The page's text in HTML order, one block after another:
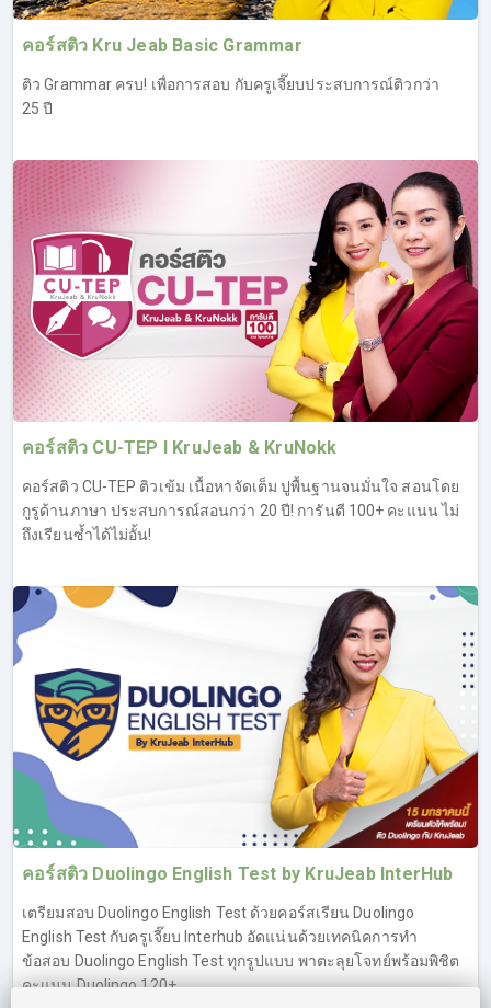
เจาะลึกทุกรูปแบบคำถามที่เจอในข้อสอบ IELTS Reading,
เทคนิคหาคำตอบให้ไว ไม่ต้องอ่านหมด, ตะลุยโจทย์ IELTS
Reading เหมือนจริง
เทคนิคเพียบ สำหรับติวสอบ IELTS Reading โดยเฉพาะ ผู้
เรียนจะได้รู้จักกับข้อสอบ IELTS Reading ทั้ง 2 Task และรู้
เทคนิคในการทำข้อสอบให้ทันเวลา ซึ่งเป็นอีกหนึ่งปัญหาที่พบ
บ่อยของคนทำข้อสอบ Reading ที่มักจะทำไม่ทัน ทำให้คะแนน
ไม่ถึงเกณฑ์ที่ตั้งเป้าไว้ โดยครูเจี๊ยบจะสอนให้ผู้เรียนสามารถ
ทำความเข้าใจได้อย่างง่ายดาย นอกจากเรื่องการทำข้อสอบ
ทันเวลา ก็ยังมีเทคนิคอื่นๆ อีกมากมาย เพื่อพิชิตข้อสอบโดย
เฉพาะ ที่ผ่านมาคนที่เรียน IELTS Reading ต่างยอมรับใน
เทคนิคครูเจี๊ยบว่าช่วยอัพคะแนนได้จริง และต่างชื่นชอบ
เทคนิค Reading ของครูเจี๊ยบกันมาก (ทดลองเรียน IELTS ฟรี
คอร์ส Reading ที่ลิงค์นี้
เทคนิคการทำข้อสอบ IELTS Reading
คำถามประเภท Questions & Answers
คำถามประเภท Fill in the blanks (Diagram, Table,
Information, Process)
คำถามประเภท True/False/Not Given และ Yes/No/Not
Given
คำถามประเภท Multiple Choices (1 answer, multiple
answers)
คำภามประเภท Matching (Headings/Titles, Information-
คำถามประเภท Summary Completion (มี choices, ไม่มี
choices)
IELTS Reading Passage 1
IELTS Reading Passage 2
คอร์สติว Kru Jeab Basic Grammar
ติว Grammar ครบ! เพื่อการสอบ กับครูเจี๊ยบประสบการณ์ติวกว่า
25 ปี
คอร์สติว CU-TEP l KruJeab & KruNokk
คอร์สติว CU-TEP ติวเข้ม เนื้อหาจัดเต็ม ปูพื้นฐานจนมั่นใจ สอนโดย
กูรูด้านภาษา ประสบการณ์สอนกว่า 20 ปี! การันตี 100+ คะแนน ไม่
ถึงเรียนซ้ำได้ไม่อั้น!
คอร์สติว Duolingo English Test by KruJeab InterHub
เตรียมสอบ Duolingo English Test ด้วยคอร์สเรียน Duolingo
English Test กับครูเจี๊ยบ Interhub อัดแน่นด้วยเทคนิคการทำ
ข้อสอบ Duolingo English Test ทุกรูปแบบ พาตะลุยโจทย์พร้อมพิชิต
คะแนน Duolingo 120+